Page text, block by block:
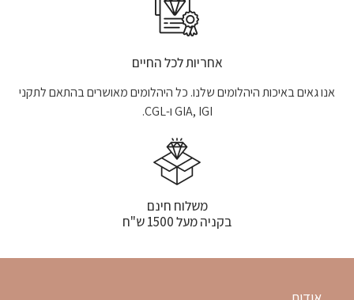
אחריות לכל החיים
אנו גאים באיכות היהלומים שלנו. כל היהלומים מאושרים בהתאם לתקני
GIA, IGI ו-CGL.
משלוח חינם
בקניה מעל 1500 ש"ח